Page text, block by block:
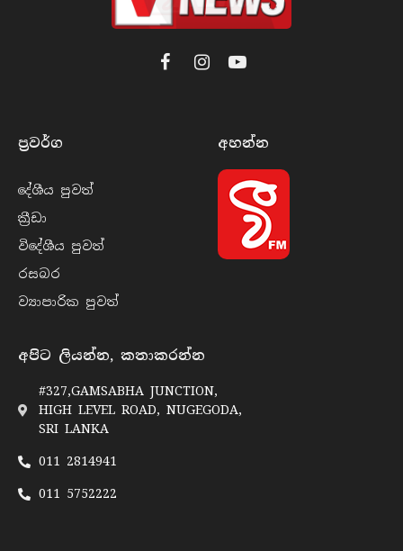
FacebookInstagramYouTube
ප්‍රවර්​ග
දේශීය පුව​ත්
ක්‍රී​ඩා
විදේශීය පුව​ත්
රසබ​ර
ව්‍යාපාරික පුව​ත්
අහන්​න
අපිට ලියන්න, කතාකරන්න
#327,GAMSABHA JUNCTION,
HIGH LEVEL ROAD, NUGEGODA,
SRI LANKA
011 2814941
011 5752222